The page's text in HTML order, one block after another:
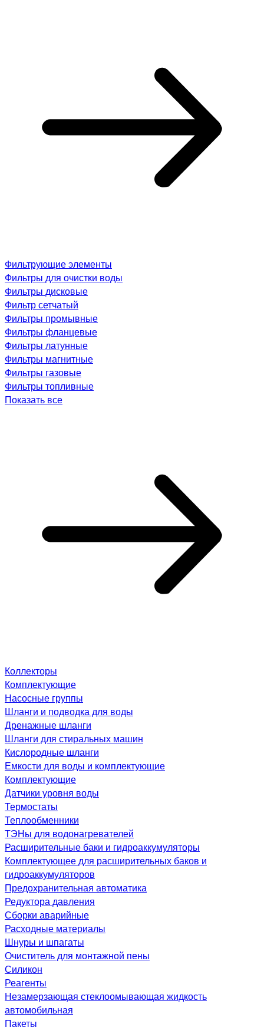
Фильтрующие элементы
Фильтры для очистки воды
Фильтры дисковые
Фильтр сетчатый
Фильтры промывные
Фильтры фланцевые
Фильтры латунные
Фильтры магнитные
Фильтры газовые
Фильтры топливные
Показать все
Коллекторы
Комплектующие
Насосные группы
Шланги и подводка для воды
Дренажные шланги
Шланги для стиральных машин
Кислородные шланги
Емкости для воды и комплектующие
Комплектующие
Датчики уровня воды
Термостаты
Теплообменники
ТЭНы для водонагревателей
Расширительные баки и гидроаккумуляторы
Комплектующее для расширительных баков и
гидроаккумуляторов
Предохранительная автоматика
Редуктора давления
Сборки аварийные
Расходные материалы
Шнуры и шпагаты
Очиститель для монтажной пены
Силикон
Реагенты
Незамерзающая стеклоомывающая жидкость
автомобильная
Пакеты